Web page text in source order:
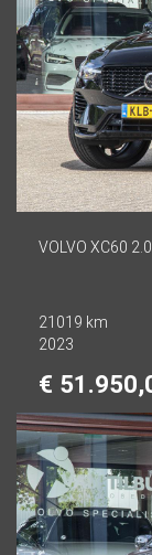
VOLVO XC60
21019 km
2023
€